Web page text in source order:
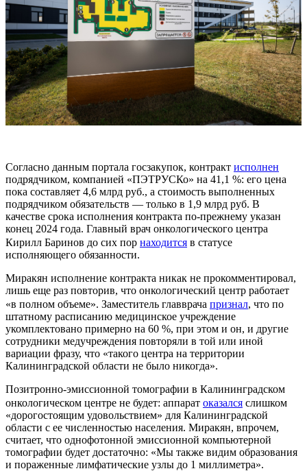
Согласно данным портала госзакупок, контракт исполнен
подрядчиком, компанией «ПЭТРУСКо» на 41,1 %: его цена
пока составляет 4,6 млрд руб., а стоимость выполненных
подрядчиком обязательств — только в 1,9 млрд руб. В
качестве срока исполнения контракта по-прежнему указан
конец 2024 года. Главный врач онкологического центра
Кирилл Баринов до сих пор находится в статусе
исполняющего обязанности.
Миракян исполнение контракта никак не прокомментировал,
лишь еще раз повторив, что онкологический центр работает
«в полном объеме». Заместитель главврача признал, что по
штатному расписанию медицинское учреждение
укомплектовано примерно на 60 %, при этом и он, и другие
сотрудники медучреждения повторяли в той или иной
вариации фразу, что «такого центра на территории
Калининградской области не было никогда».
Позитронно-эмиссионной томографии в Калининградском
онкологическом центре не будет: аппарат оказался слишком
«дорогостоящим удовольствием» для Калининградской
области с ее численностью населения. Миракян, впрочем,
считает, что однофотонной эмиссионной компьютерной
томографии будет достаточно: «Мы также видим образования
и пораженные лимфатические узлы до 1 миллиметра».